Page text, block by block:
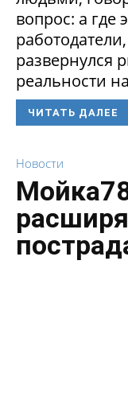
вопрос: а где
развернулся
реальности
ЧИТАТЬ ДАЛЕЕ
Новости